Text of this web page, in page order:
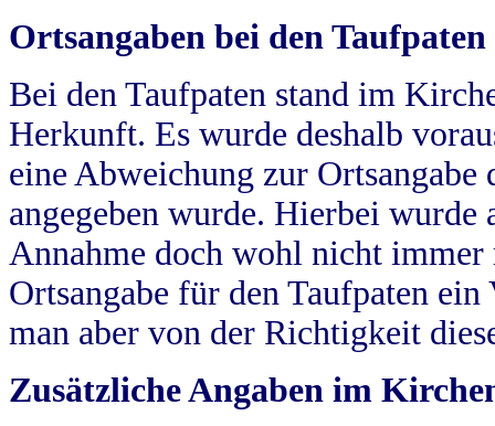
Ortsangaben bei den Taufpaten
Bei den Taufpaten stand im
Herkunft. Es wurde deshalb
eine Abweichung zur
angegeben wurde. Hierbei wurde
Annahme doch wohl nicht
Ortsangabe für den Taufpaten
man aber von der Richtigkeit
Zusätzliche Angaben im